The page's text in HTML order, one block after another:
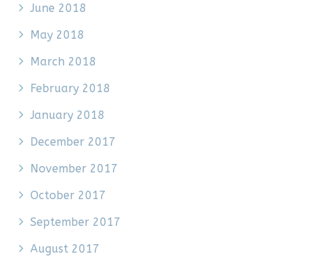
June 2018
May 2018
March 2018
February 2018
January 2018
December 2017
November 2017
October 2017
September 2017
August 2017